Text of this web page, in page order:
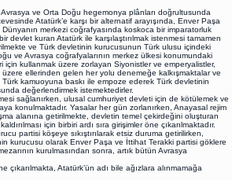
ve Orta Doğu hegemonya plânları doğrultusunda
Atatürk’e karşı bir alternatif arayışında, Enver Paşa
merkezi coğrafyasında koskoca bir imparatorluk
devlet kuran Atatürk ile karşılaştırılmak istenmesi tamamen
ve Türk devletinin kurucusunun Türk ulusu içindeki
ve Avrasya coğrafyalarının merkez ülkesi konumundaki
için kullanmak üzere zorlayan Siyonistler ve emperyalistler,
ellerinden gelen her yolu denemeğe kalkışmaktalar ve
kamuoyuna baskı ile empoze ederek Türk devletinin
değerlendirmek istemektedirler.
sağlanırken, ulusal cumhuriyet devleti için de kötülemek ve
konulmaktadır. Yasalar her gün zorlanırken, Anayasal rejim
alanına getirilmekte, devletin temel çekirdeğini oluşturan
için birbiri ardı sıra girişimler öne çıkarılmaktadır.
partisi köşeye sıkıştırılarak etsiz duruma getirilirken,
kurucusu olarak Enver Paşa ve İttihat Terakki partisi göklere
kurulmasından sonra, artık bütün Avrasya
Atatürk’ün adı bile ağızlara alınmamağa